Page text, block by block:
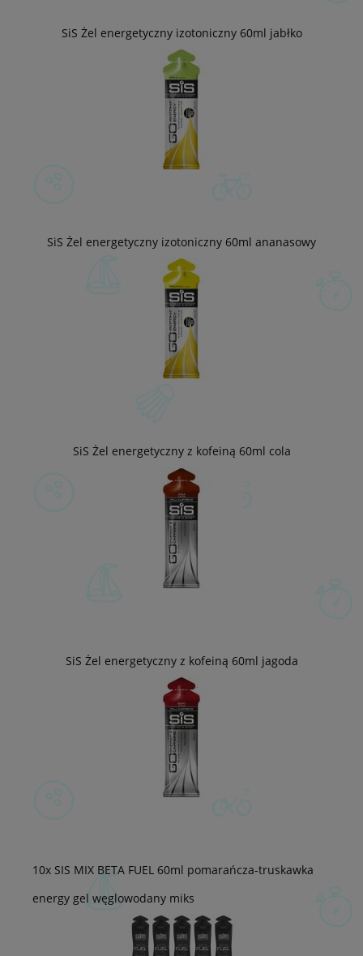
SiS Żel energetyczny izotoniczny 60ml jabłko
SiS Żel energetyczny izotoniczny 60ml ananasowy
SiS Żel energetyczny z kofeiną 60ml cola
SiS Żel energetyczny z kofeiną 60ml jagoda
10x SIS MIX BETA FUEL 60ml pomarańcza-truskawka
energy gel węglowodany miks